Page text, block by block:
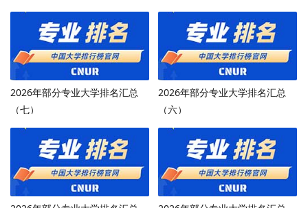
2026年部分专业大学排名汇总
（七）
2026年部分专业大学排名汇总
（六）